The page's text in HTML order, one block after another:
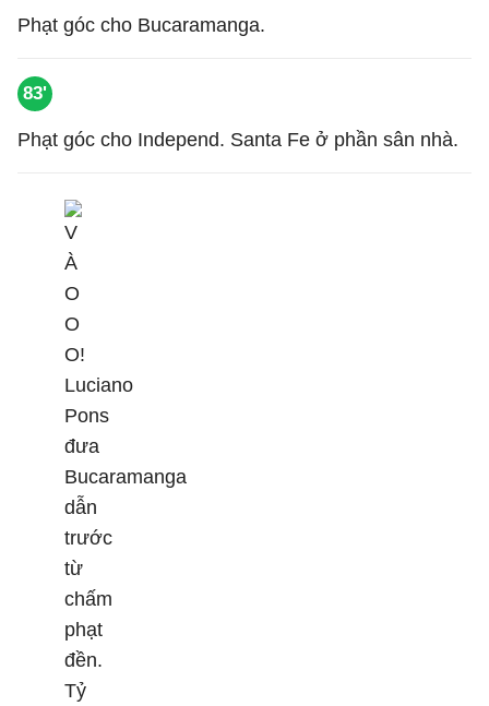
Phạt góc cho Bucaramanga.
83'
Phạt góc cho Independ. Santa Fe ở phần sân nhà.